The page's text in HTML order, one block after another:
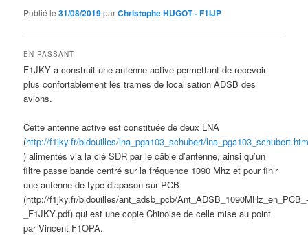
Publié le31/08/2019parChristophe HUGOT - F1IJP
EN PASSANT
F1JKY a construit une antenne active permettant de recevoir
plus confortablement les trames de localisation ADSB des
avions.
Cette antenne active est constituée de deux LNA
(http://f1jky.fr/bidouilles/lna_pga103_schubert/
) alimentés via la clé SDR par le câble d’antenne, ainsi qu’un
filtre passe bande centré sur la fréquence 1090 Mhz et pour finir
une antenne de type diapason sur PCB
(http://f1jky.fr/bidouilles/ant_adsb_pcb/
_F1JKY.pdf) qui est une copie Chinoise de celle mise au point
par Vincent F1OPA.